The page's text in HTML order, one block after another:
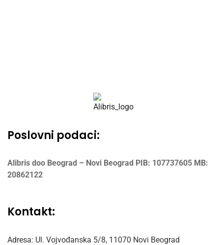
Poslovni podaci:
Alibris doo Beograd – Novi Beograd PIB: 107737605 MB:
20862122
Kontakt:
Adresa: Ul. Vojvođanska 5/8, 11070 Novi Beograd